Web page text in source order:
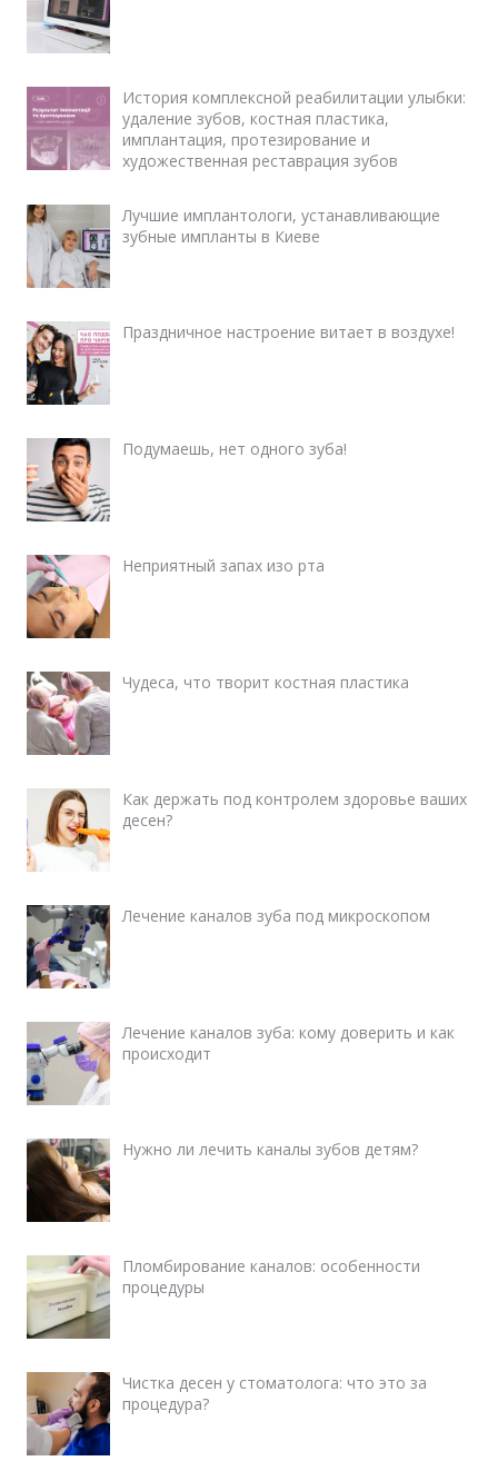
История комплексной реабилитации улыбки:
удаление зубов, костная пластика,
имплантация, протезирование и
художественная реставрация зубов
Лучшие имплантологи, устанавливающие
зубные импланты в Киеве
Праздничное настроение витает в воздухе!
Подумаешь, нет одного зуба!
Неприятный запах изо рта
Чудеса, что творит костная пластика
Как держать под контролем здоровье ваших
десен?
Лечение каналов зуба под микроскопом
Лечение каналов зуба: кому доверить и как
происходит
Нужно ли лечить каналы зубов детям?
Пломбирование каналов: особенности
процедуры
Чистка десен у стоматолога: что это за
процедура?